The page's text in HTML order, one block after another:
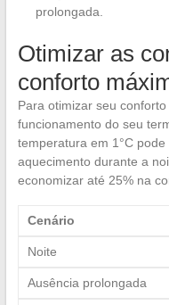
prolongada.
Otimizar as
conforto
Para otimizar seu
funcionamento do seu
temperatura em 1°C
aquecimento durante a
economizar até 25% na
Cenário
Noite
Ausência prolongada